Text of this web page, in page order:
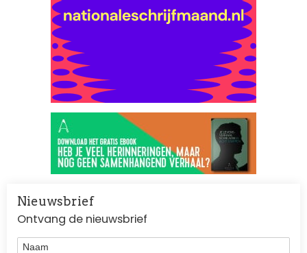
Nieuwsbrief
Ontvang de nieuwsbrief
Naam